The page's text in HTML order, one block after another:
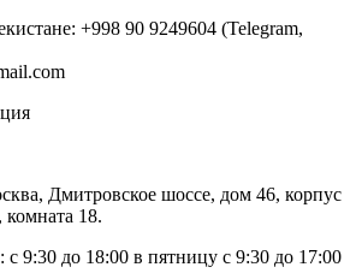
+998 90 9249604 (Telegram,
Дмитровское шоссе, дом 46, корпус
комната 18.
9:30 до 18:00 в пятницу с 9:30 до 17:00